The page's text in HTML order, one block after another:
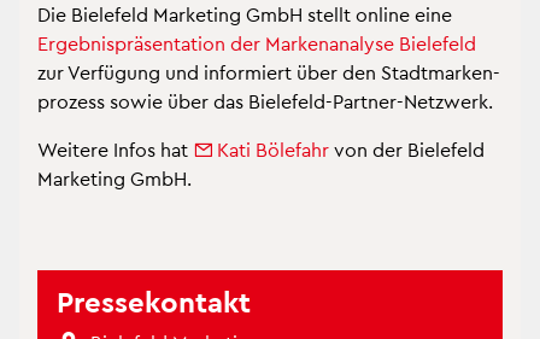
Die Bie­le­feld Mar­ke­ting GmbH stellt on­line eine
Er­geb­nis­prä­sen­ta­ti­on der Mar­ken­ana­ly­se Bie­le­feld
zur Ver­fü­gung und in­for­miert über den Stadt­mar­ken­
pro­zess sowie über das Bie­le­feld-Part­ner-Netz­werk.
Wei­te­re Infos hat Kati Böle­fahr von der Bie­le­feld
Mar­ke­ting GmbH.
Pres­se­kon­takt